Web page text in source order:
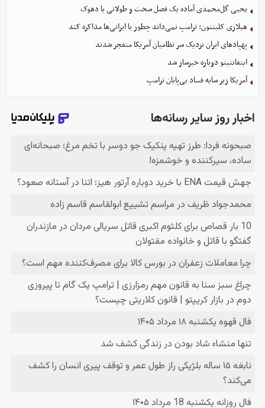
یحیی گل‌محمدی آماده یک فصل سخت و طولانی با دهوک
هیلاری کلینتون: ترامپ نمی‌داند چطور با ایرانی‌ها مذاکره کند
پهپادهای ایران نزدیک سر نظامیان آمریکا منفجر شدند
اینفانتینو دوباره خبرساز شد
آمریکا زیر سایه فساد بی‌پایان ترامپ